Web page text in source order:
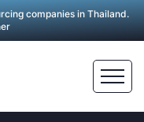
companies in Thailand.